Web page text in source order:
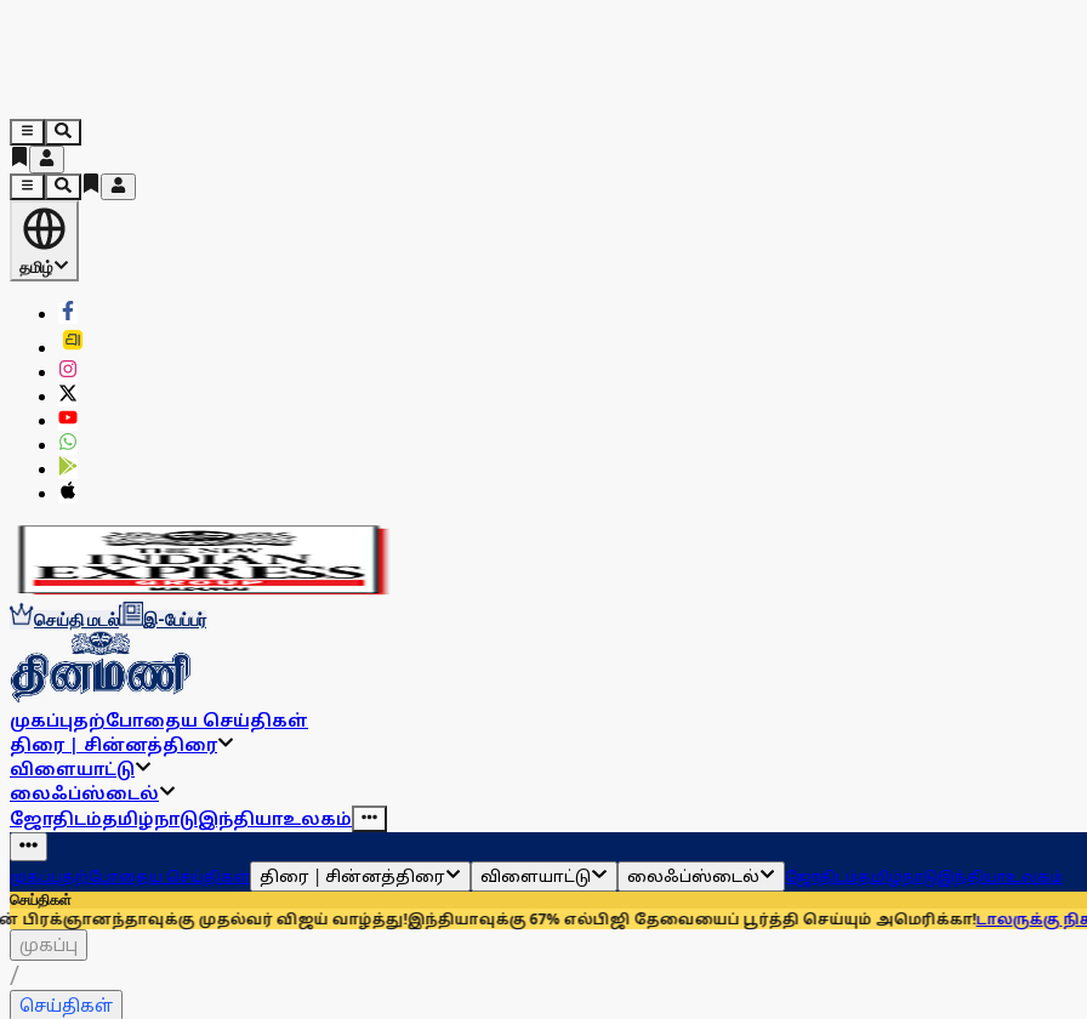
தமிழ்
செய்தி மடல் இ-பேப்பர்
முகப்புதற்போதைய செய்திகள்
திரை | சின்னத்திரை
விளையாட்டு
லைஃப்ஸ்டைல்
ஜோதிடம்தமிழ்நாடுஇந்தியாஉலகம்
முகப்புதற்போதைய செய்திகள் திரை | சின்னத்திரை விளையாட்டு லைஃப்ஸ்டைல் ஜோதிடம்தமிழ்நாடுஇந்தியாஉலகம்
செய்திகள்
முதல்வர் விஜய் வாழ்த்து!இந்தியாவுக்கு 67% எல்பிஜி தேவையைப் பூர்த்தி செய்யும் அமெரிக்கா!டாலருக்கு நிகரான
முகப்பு
/
செய்திகள்